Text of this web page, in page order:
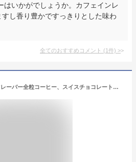
はいかがでしょうか。カフェインレ
し香り豊かですっきりとした味わ
全てのおすすめコメント (1件) >
サンマルココーヒーフレーバー全粒コーヒー、スイスチョコレートアーモンド、1ポンド San Marco Coffee Flavored Whole Bean Coffee, Swiss Chocolate Almond, 1 Pound